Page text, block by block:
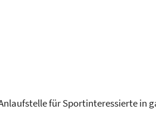
für Sportinteressierte in